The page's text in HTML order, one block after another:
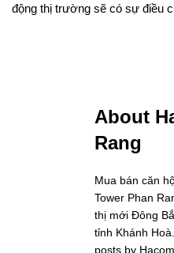
động thị trường sẽ có sự điều
About
Rang
Mua bán căn
Tower Phan
thị mới Đông
tỉnh Khánh
posts by